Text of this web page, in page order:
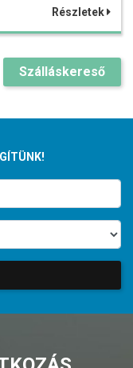
Részletek
Szálláskereső